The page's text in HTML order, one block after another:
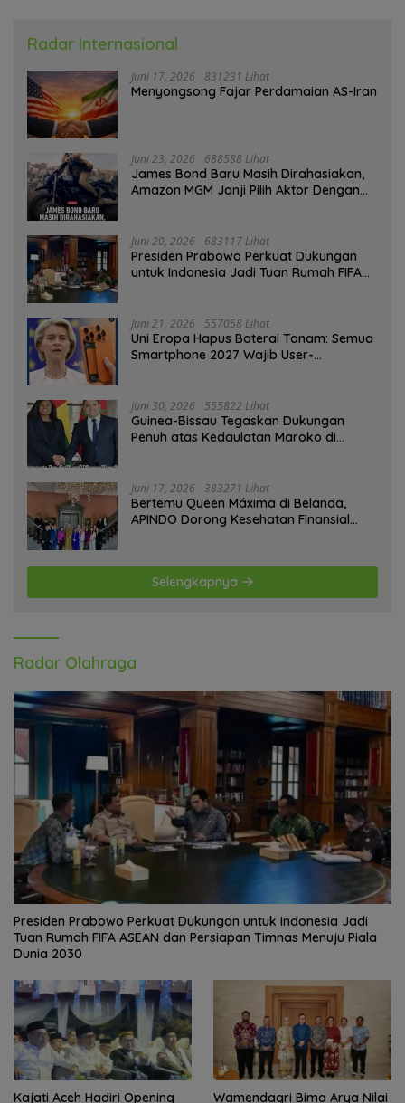
Radar Internasional
Juni 17, 2026 831231 Lihat
Menyongsong Fajar Perdamaian AS-Iran
Juni 23, 2026 688588 Lihat
James Bond Baru Masih Dirahasiakan,
Amazon MGM Janji Pilih Aktor Dengan
Juni 20, 2026 683117 Lihat
Presiden Prabowo Perkuat Dukungan
untuk Indonesia Jadi Tuan Rumah FIFA
Juni 21, 2026 557058 Lihat
Uni Eropa Hapus Baterai Tanam: Semua
Smartphone 2027 Wajib User-
Juni 30, 2026 555822 Lihat
Guinea-Bissau Tegaskan Dukungan
Penuh atas Kedaulatan Maroko di
Juni 17, 2026 383271 Lihat
Bertemu Queen Máxima di Belanda,
APINDO Dorong Kesehatan Finansial
Selengkapnya
Radar Olahraga
Presiden Prabowo Perkuat Dukungan untuk Indonesia Jadi
Tuan Rumah FIFA ASEAN dan Persiapan Timnas Menuju Piala
Dunia 2030
Kajati Aceh Hadiri Opening Wamendagri Bima Arya Nilai